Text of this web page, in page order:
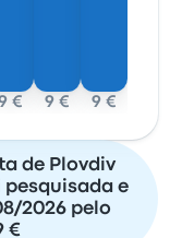
€ 9 € 9 €
de Plovdiv
e
2026 pelo
€